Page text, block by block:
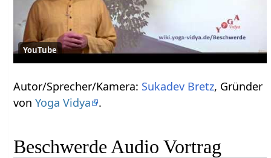
YouTube
Autor/Sprecher/Kamera: Sukadev Bretz, Gründer
vonYoga Vidya .
Beschwerde Audio Vortrag